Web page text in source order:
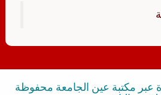
عبر مكتبة عين الجامعة محفوظة